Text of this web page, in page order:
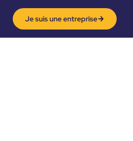
Je suis une entreprise